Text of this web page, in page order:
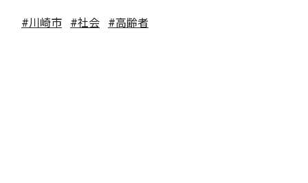
#川崎市 #社会 #高齢者